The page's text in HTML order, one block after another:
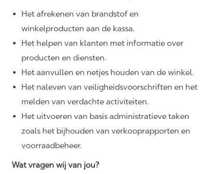
Het afrekenen van brandstof en
winkelproducten aan de kassa.
Het helpen van klanten met informatie over
producten en diensten.
Het aanvullen en netjes houden van de winkel.
Het naleven van veiligheidsvoorschriften en het
melden van verdachte activiteiten.
Het uitvoeren van basis administratieve taken
zoals het bijhouden van verkooprapporten en
voorraadbeheer.
Wat vragen wij van jou?